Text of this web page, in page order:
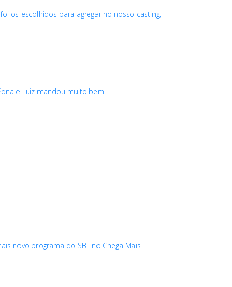
os escolhidos para agregar no nosso casting,
e Luiz mandou muito bem
novo programa do SBT no Chega Mais